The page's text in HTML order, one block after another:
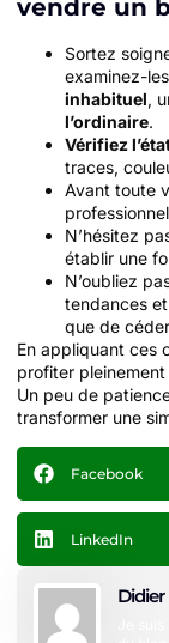
vendre un
Sortez
examinez-
inhabituel,
l’ordinaire.
Vérifiez
traces,
Avant toute
N’hésitez
établir une
N’oubliez
tendances
que de
En appliquant ces
profiter pleinement
Un peu de
transformer une
Facebook
LinkedIn
Didier